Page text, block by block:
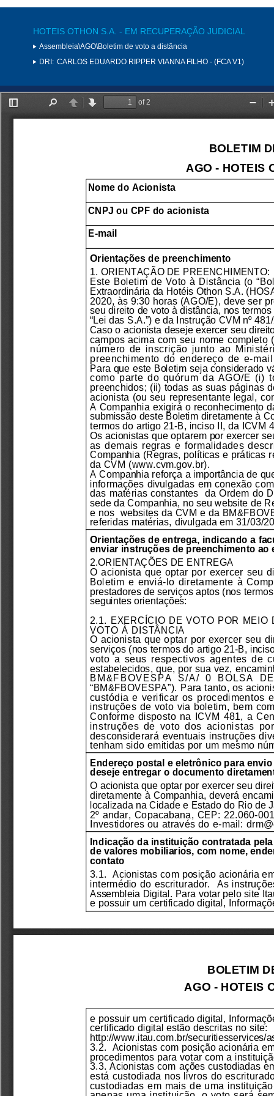
HOTEIS OTHON S.A. - EM RECUPERAÇÃO JUDICIAL
Assembleia\AGO\Boletim de voto a distância
DRI: CARLOS EDUARDO RIPPER VIANNA FILHO - (FCA V1)